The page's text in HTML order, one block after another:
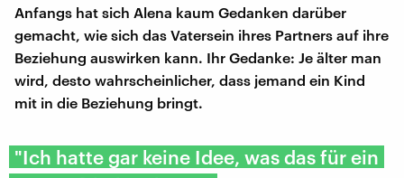
Anfangs hat sich Alena kaum Gedanken darüber
gemacht, wie sich das Vatersein ihres Partners auf ihre
Beziehung auswirken kann. Ihr Gedanke: Je älter man
wird, desto wahrscheinlicher, dass jemand ein Kind
mit in die Beziehung bringt.
"Ich hatte gar keine Idee, was das für ein